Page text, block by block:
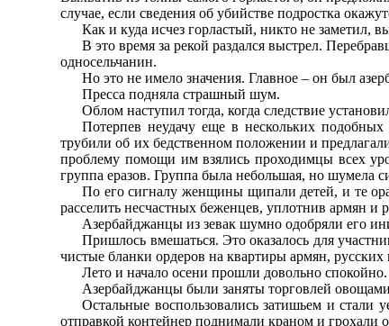
случае, если сведения об убийстве подростка
Как и куда исчез горластый, никто не заметил,
В это время за рекой раздался выстрел.
односельчанин.
Но это не имело значения. Главное – он был
Пресса подняла страшный шум.
Облом наступил тогда, когда следствие
Потерпев неудачу еще в нескольких
трубили об их бедственном положении и
проблему помощи им взялись проходимцы всех
группа еразов. Группа была небольшая, но шумела
По его сигналу женщины щипали детей, и те
расселить несчастных беженцев, уплотнив армян
Азербайджанцы из зевак шумно одобряли его
Пришлось вмешаться. Это оказалось для
чистые бланки ордеров на квартиры армян,
Лето и начало осени прошли довольно спокойно.
Азербайджанцы были заняты торговлей
Остальные воспользовались затишьем и стали
отправкой контейнер поднимали краном и грохали